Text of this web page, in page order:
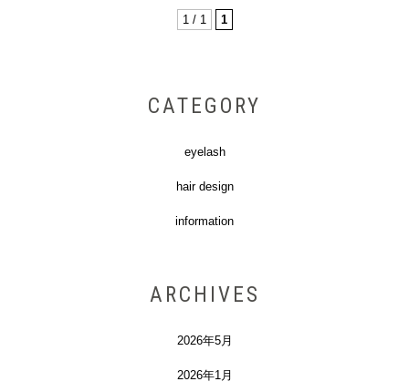
1 / 1 1
CATEGORY
eyelash
hair design
information
ARCHIVES
2026年5月
2026年1月